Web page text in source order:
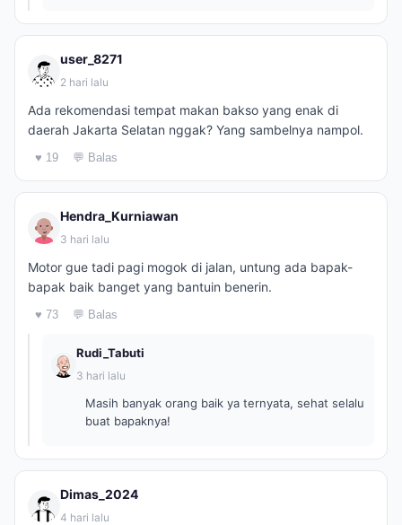
user_8271
2 hari lalu
Ada rekomendasi tempat makan bakso yang enak di
daerah Jakarta Selatan nggak? Yang sambelnya nampol.
♥ 19 💬 Balas
Hendra_Kurniawan
3 hari lalu
Motor gue tadi pagi mogok di jalan, untung ada bapak-
bapak baik banget yang bantuin benerin.
♥ 73 💬 Balas
Rudi_Tabuti
3 hari lalu
Masih banyak orang baik ya ternyata, sehat selalu
buat bapaknya!
Dimas_2024
4 hari lalu